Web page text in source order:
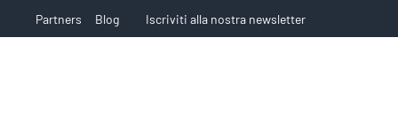
Partners Blog Iscriviti alla nostra newsletter